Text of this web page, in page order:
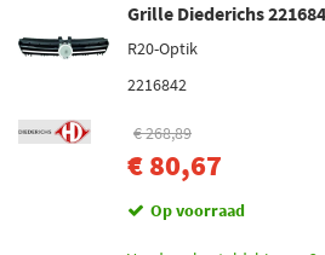
Grille Diederichs
R20-Optik
2216842
€ 268,89
€ 80,67
Op voorraad